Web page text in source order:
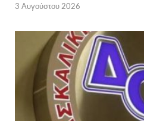
3 Αυγούστου 2026